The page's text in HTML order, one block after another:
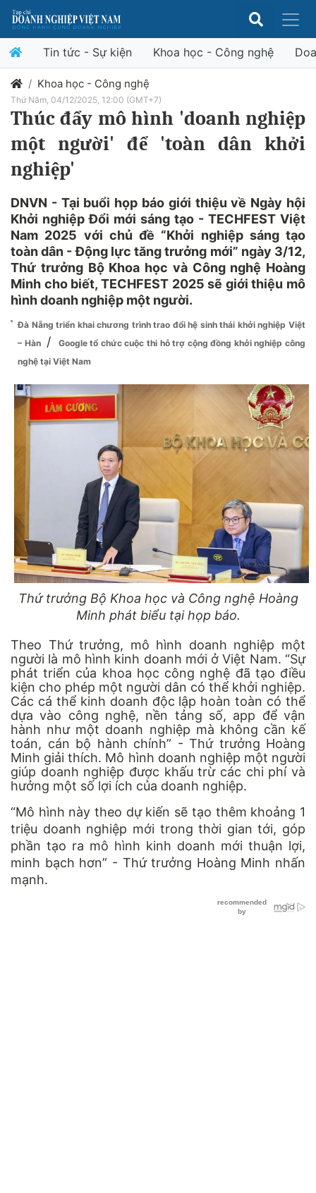
Tin tức - Sự kiện Khoa học - Công nghệ
Khoa học - Công nghệ
Thứ Năm, 04/12/2025, 12:00 (GMT+7)
Thúc đẩy mô hình 'doanh nghiệp
một người' để 'toàn dân khởi
nghiệp'
DNVN - Tại buổi họp báo giới thiệu về Ngày hội
Khởi nghiệp Đổi mới sáng tạo - TECHFEST Việt
Nam 2025 với chủ đề “Khởi nghiệp sáng tạo
toàn dân - Động lực tăng trưởng mới” ngày 3/12,
Thứ trưởng Bộ Khoa học và Công nghệ Hoàng
Minh cho biết, TECHFEST 2025 sẽ giới thiệu mô
hình doanh nghiệp một người.
Đà Nẵng triển khai chương trình trao đổi hệ sinh thái khởi nghiệp Việt
– Hàn /
Google tổ chức cuộc thi hỗ trợ cộng đồng khởi nghiệp công
nghệ tại Việt Nam
Thứ trưởng Bộ Khoa học và Công nghệ Hoàng
Minh phát biểu tại họp báo.
Theo Thứ trưởng, mô hình doanh nghiệp một
người là mô hình kinh doanh mới ở Việt Nam. “Sự
phát triển của khoa học công nghệ đã tạo điều
kiện cho phép một người dân có thể khởi nghiệp.
Các cá thể kinh doanh độc lập hoàn toàn có thể
dựa vào công nghệ, nền tảng số, app để vận
hành như một doanh nghiệp mà không cần kế
toán, cán bộ hành chính” - Thứ trưởng Hoàng
Minh giải thích. Mô hình doanh nghiệp một người
giúp doanh nghiệp được khấu trừ các chi phí và
hưởng một số lợi ích của doanh nghiệp.
“Mô hình này theo dự kiến sẽ tạo thêm khoảng 1
triệu doanh nghiệp mới trong thời gian tới, góp
phần tạo ra mô hình kinh doanh mới thuận lợi,
minh bạch hơn” - Thứ trưởng Hoàng Minh nhấn
mạnh.